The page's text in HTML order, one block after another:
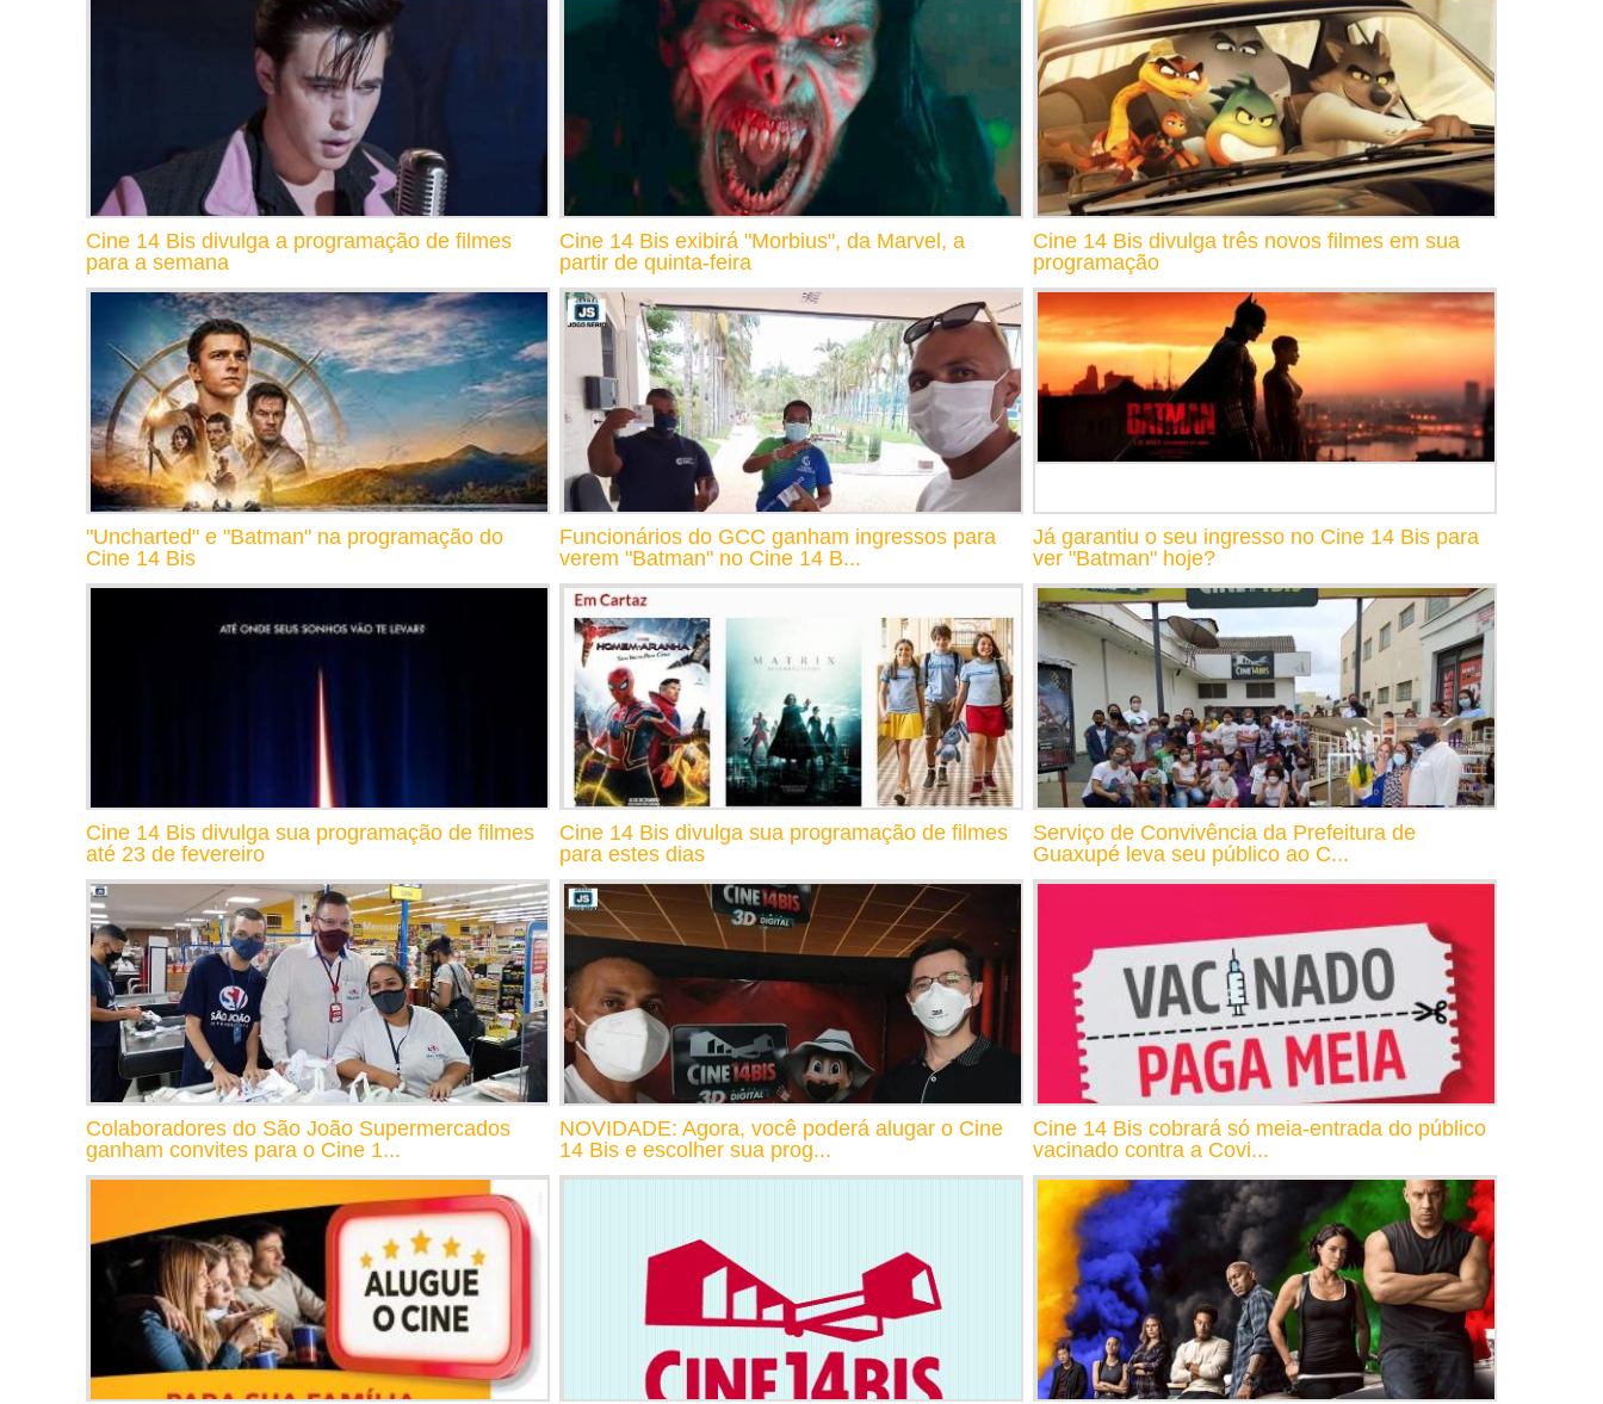
Cine 14 Bis divulga a programação de filmes
para a semana
Cine 14 Bis exibirá "Morbius", da Marvel, a
partir de quinta-feira
Cine 14 Bis divulga três novos filmes em sua
programação
"Uncharted" e "Batman" na programação do
Cine 14 Bis
Funcionários do GCC ganham ingressos para
verem "Batman" no Cine 14 B...
Já garantiu o seu ingresso no Cine 14 Bis para
ver "Batman" hoje?
Cine 14 Bis divulga sua programação de filmes
até 23 de fevereiro
Cine 14 Bis divulga sua programação de filmes
para estes dias
Serviço de Convivência da Prefeitura de
Guaxupé leva seu público ao C...
Colaboradores do São João Supermercados
ganham convites para o Cine 1...
NOVIDADE: Agora, você poderá alugar o Cine
14 Bis e escolher sua prog...
Cine 14 Bis cobrará só meia-entrada do público
vacinado contra a Covi...